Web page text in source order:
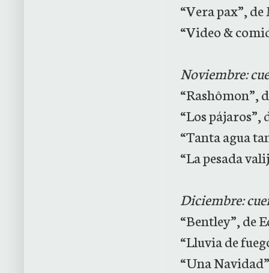
“Vera pax”,
“Video &
Noviembre:
“Rashômon”,
“Los
“Tanta agua
“La pesada
Diciembre:
“Bentley”, de
“Lluvia de
“Una